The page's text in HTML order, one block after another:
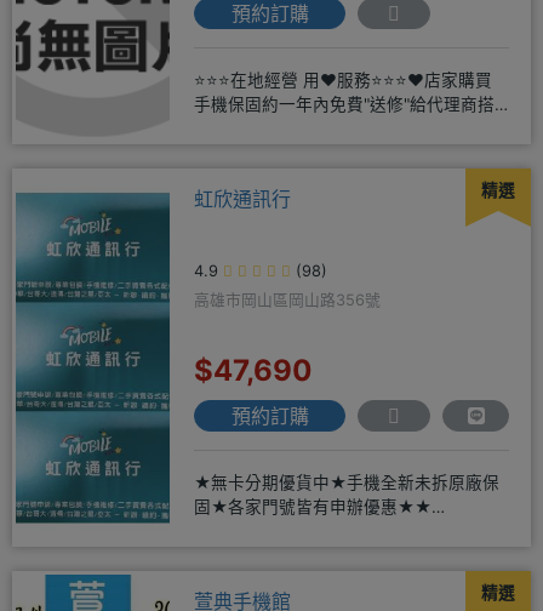
預約訂購
⭐⭐⭐在地經營 用❤️服務⭐⭐⭐❤️店家購買
手機保固約一年內免費"送修"給代理商搭
精選
虹欣通訊行
4.9
(98)
高雄市岡山區岡山路356號
$47,690
預約訂購
★無卡分期優貨中★手機全新未拆原廠保
固★各家門號皆有申辦優惠★★
精選
萱典手機館